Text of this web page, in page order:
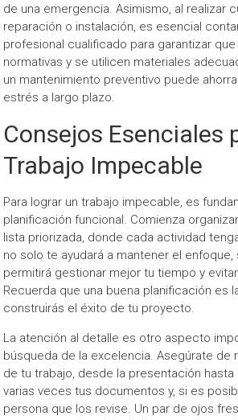
de una emergencia. Asimismo, al realizar
reparación o instalación, es esencial
profesional cualificado para garantizar
normativas y se utilicen materiales
un mantenimiento preventivo puede
estrés a largo plazo.
Consejos Esenciales
Trabajo Impecable
Para lograr un trabajo impecable, es
planificación funcional. Comienza
lista priorizada, donde cada actividad
no solo te ayudará a mantener el
permitirá gestionar mejor tu tiempo y
Recuerda que una buena planificación es
construirás el éxito de tu proyecto.
La atención al detalle es otro aspecto
búsqueda de la excelencia. Asegúrate de
de tu trabajo, desde la presentación
varias veces tus documentos y, si es
persona que los revise. Un par de ojos